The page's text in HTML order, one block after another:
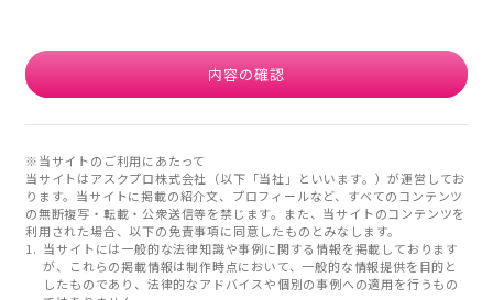
内容の確認
※当サイトのご利用にあたって
当サイトはアスクプロ株式会社（以下「当社」といいます。）が運営してお
ります。当サイトに掲載の紹介文、プロフィールなど、すべてのコンテンツ
の無断複写・転載・公衆送信等を禁じます。また、当サイトのコンテンツを
利用された場合、以下の免責事項に同意したものとみなします。
当サイトには一般的な法律知識や事例に関する情報を掲載しております
が、これらの掲載情報は制作時点において、一般的な情報提供を目的と
したものであり、法律的なアドバイスや個別の事例への適用を行うもの